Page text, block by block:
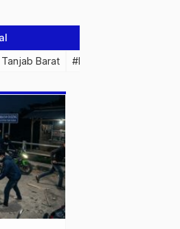
Barat #Pemprov Jambi